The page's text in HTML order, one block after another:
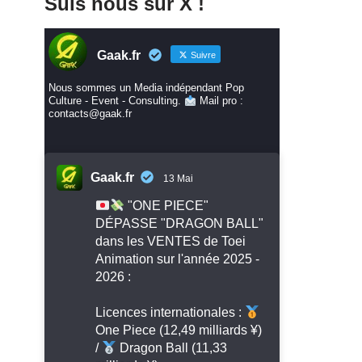
Gaak.fr Suivre
Nous sommes un Media indépendant Pop
Culture - Event - Consulting.
Mail pro :
contacts@gaak.fr
Gaak.fr 13 Mai
"ONE PIECE"
DÉPASSE "DRAGON BALL"
dans les VENTES de Toei
Animation sur l'année 2025 -
2026 :
Licences internationales :
One Piece (12,49 milliards ¥)
/
Dragon Ball (11,33